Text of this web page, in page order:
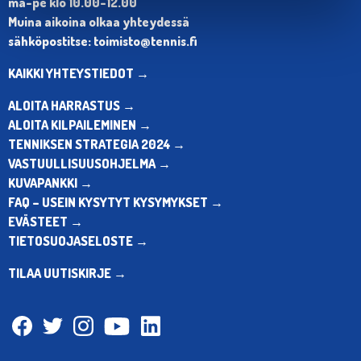
Muina aikoina olkaa yhteydessä
sähköpostitse: toimisto@tennis.fi
KAIKKI YHTEYSTIEDOT →
ALOITA HARRASTUS →
ALOITA KILPAILEMINEN →
TENNIKSEN STRATEGIA 2024 →
VASTUULLISUUSOHJELMA →
KUVAPANKKI →
FAQ – USEIN KYSYTYT KYSYMYKSET →
EVÄSTEET →
TIETOSUOJASELOSTE →
TILAA UUTISKIRJE →